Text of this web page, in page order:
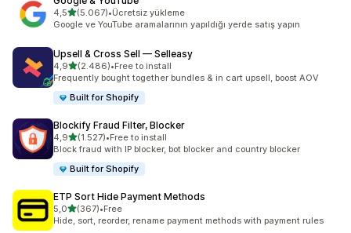
4,55 yıldız üzerinden
(5.067)
toplam 5067 değerlendirme
•Ücretsiz yükleme
Google ve YouTube aramalarının yapıldığı yerde satış yapın
Upsell & Cross Sell — Selleasy
4,95 yıldız üzerinden
(2.486)
toplam 2486 değerlendirme
•Free to install
Frequently bought together bundles & in cart upsell, boost AOV
Built for Shopify
Blockify Fraud Filter, Blocker
4,95 yıldız üzerinden
(1.527)
toplam 1527 değerlendirme
•Free to install
Block fraud with IP blocker, bot blocker and country blocker
Built for Shopify
ETP Sort Hide Payment Methods
5,05 yıldız üzerinden
(367)
toplam 367 değerlendirme
•Free
Hide, sort, reorder, rename payment methods with payment rules